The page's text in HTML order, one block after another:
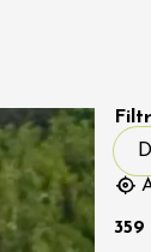
359